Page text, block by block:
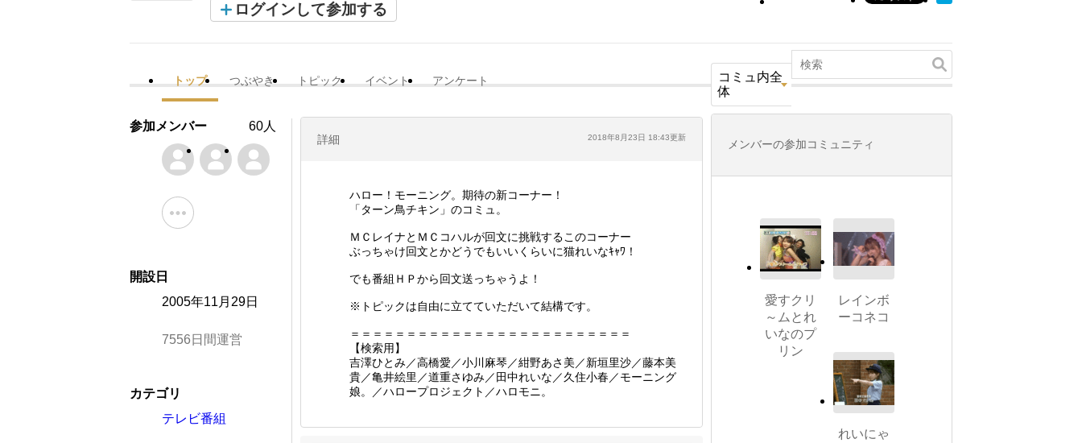
ログインして参加する
トップ つぶやき トピック イベント アンケート
コミュ内全
体
詳細 2018年8月23日 18:43更新
ハロー！モーニング。期待の新コーナー！
「ターン鳥チキン」のコミュ。
ＭＣレイナとＭＣコハルが回文に挑戦するこのコーナー
ぶっちゃけ回文とかどうでもいいくらいに猫れいなｷｬﾜ！
でも番組ＨＰから回文送っちゃうよ！
※トピックは自由に立てていただいて結構です。
＝＝＝＝＝＝＝＝＝＝＝＝＝＝＝＝＝＝＝＝＝＝＝＝＝
【検索用】
吉澤ひとみ／高橋愛／小川麻琴／紺野あさ美／新垣里沙／藤本美
貴／亀井絵里／道重さゆみ／田中れいな／久住小春／モーニング
娘。／ハロープロジェクト／ハロモニ。
参加メンバー 60人
開設日
2005年11月29日
7556日間運営
カテゴリ
テレビ番組
メンバーの参加コミュニティ
愛すクリ
～ムとれ
いなのプ
リン
レインボ
ーコネコ
れいにゃ